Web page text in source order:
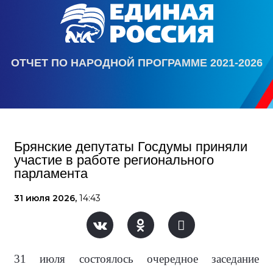
ОТЧЕТ ПО НАРОДНОЙ ПРОГРАММЕ 2021-2026
Брянские депутаты Госдумы приняли
участие в работе регионального
парламента
31 июля 2026, 14:43
31 июля состоялось очередное заседание